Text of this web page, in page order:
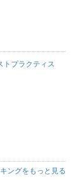
トプラクティス
ングをもっと見る